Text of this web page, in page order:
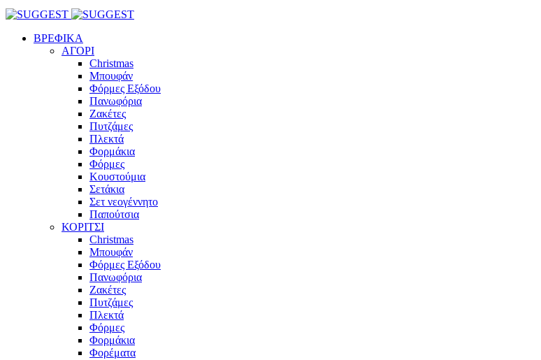
ΒΡΕΦΙΚΑ
ΑΓΟΡΙ
Christmas
Μπουφάν
Φόρμες Εξόδου
Πανωφόρια
Ζακέτες
Πυτζάμες
Πλεκτά
Φορμάκια
Φόρμες
Κουστούμια
Σετάκια
Σετ νεογέννητο
Παπούτσια
ΚΟΡΙΤΣΙ
Christmas
Μπουφάν
Φόρμες Εξόδου
Πανωφόρια
Ζακέτες
Πυτζάμες
Πλεκτά
Φόρμες
Φορμάκια
Φορέματα